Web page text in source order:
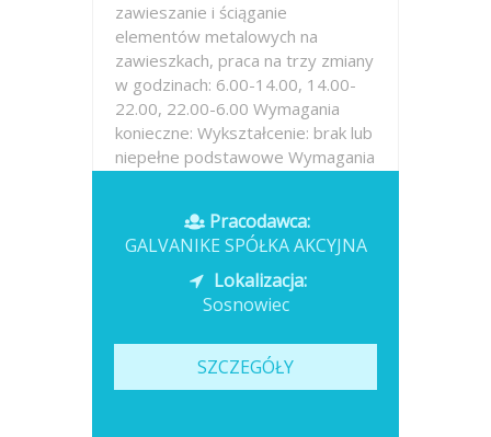
zawieszanie i ściąganie
elementów metalowych na
zawieszkach, praca na trzy zmiany
w godzinach: 6.00-14.00, 14.00-
22.00, 22.00-6.00 Wymagania
konieczne: Wykształcenie: brak lub
niepełne podstawowe Wymagania
Opublikowano: 2026-07-13
Pracodawca:
GALVANIKE SPÓŁKA AKCYJNA
Lokalizacja:
Sosnowiec
SZCZEGÓŁY